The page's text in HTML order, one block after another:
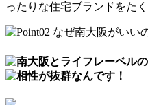
ったりな住宅ブランドをた